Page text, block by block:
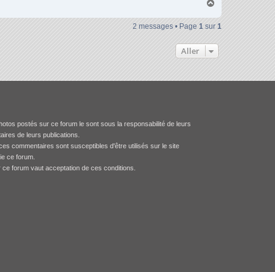
u
t
2 messages • Page 1 sur 1
Aller
postés sur ce forum le sont sous la responsabilité de leurs
de leurs publications.
commentaires sont susceptibles d'être utilisés sur le site
ce forum.
forum vaut acceptation de ces conditions.